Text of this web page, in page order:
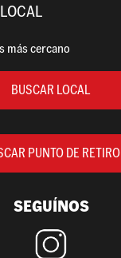
más cercano
BUSCAR LOCAL
PUNTO DE RETIRO
SEGUÍNOS